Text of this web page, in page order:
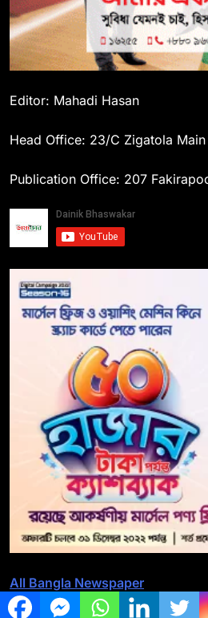
Editor: Mahadi Hasan
Head Office: 23/C Zigatola
Publication Office: 207
All Bangla Newspaper